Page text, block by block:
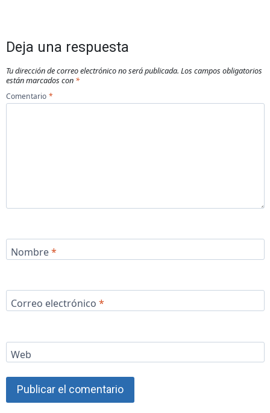
Deja una respuesta
Tu dirección de correo electrónico no será publicada. Los campos obligatorios
están marcados con *
Comentario *
Nombre*
Correo electrónico *
Web